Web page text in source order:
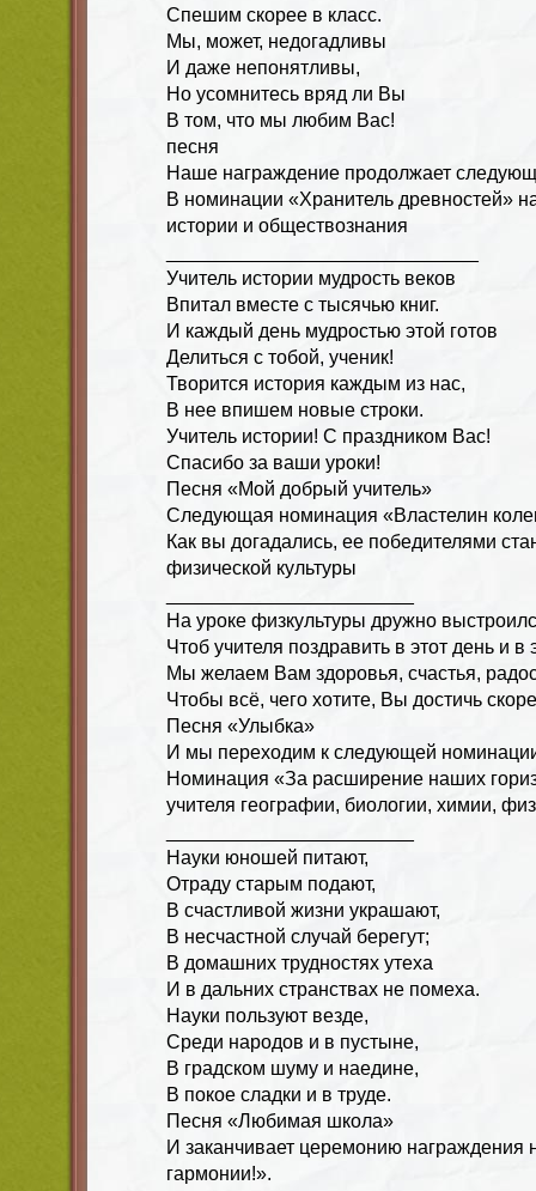
Спешим скорее в класс.
Мы, может, недогадливы
И даже непонятливы,
Но усомнитесь вряд ли Вы
В том, что мы любим Вас!
песня
Наше награждение продолжает
В номинации «Хранитель древностей»
истории и обществознания
Учитель истории мудрость веков
Впитал вместе с тысячью книг.
И каждый день мудростью этой готов
Делиться с тобой, ученик!
Творится история каждым из нас,
В нее впишем новые строки.
Учитель истории! С праздником Вас!
Спасибо за ваши уроки!
Песня «Мой добрый учитель»
Следующая номинация «Властелин
Как вы догадались, ее победителями
физической культуры
На уроке физкультуры дружно
Чтоб учителя поздравить в этот день и в
Мы желаем Вам здоровья, счастья,
Чтобы всё, чего хотите, Вы достичь
Песня «Улыбка»
И мы переходим к следующей
Номинация «За расширение наших
учителя географии, биологии, химии,
Науки юношей питают,
Отраду старым подают,
В счастливой жизни украшают,
В несчастной случай берегут;
В домашних трудностях утеха
И в дальних странствах не помеха.
Науки пользуют везде,
Среди народов и в пустыне,
В градском шуму и наедине,
В покое сладки и в труде.
Песня «Любимая школа»
И заканчивает церемонию награждения
гармонии!».